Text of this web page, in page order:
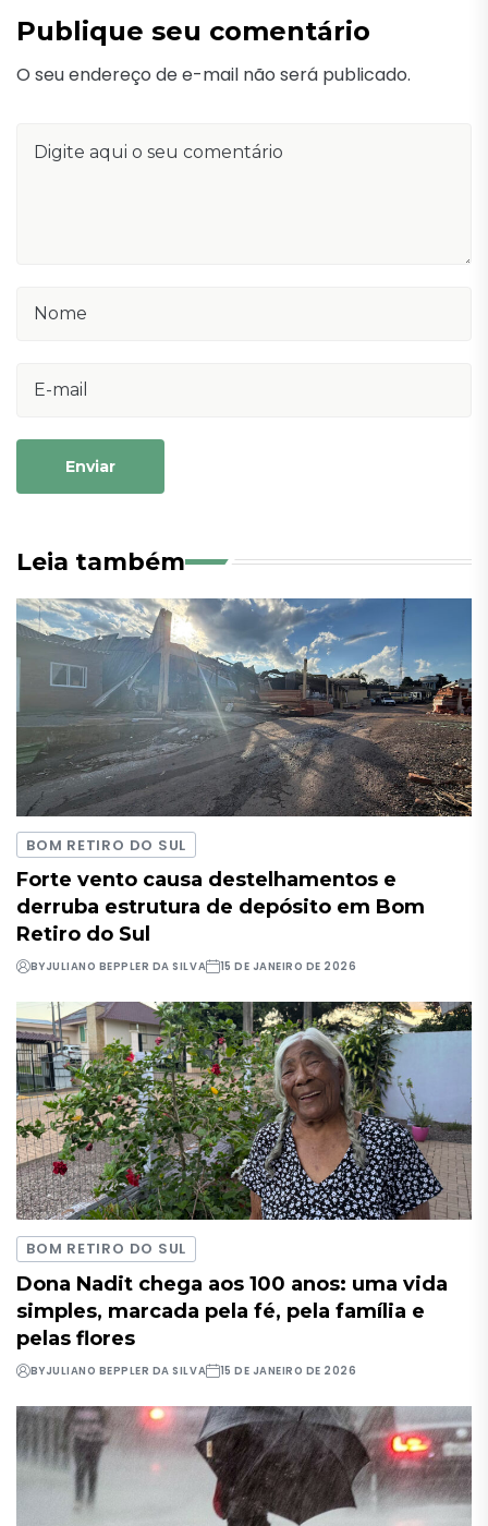
Publique seu comentário
O seu endereço de e-mail não será publicado.
Enviar
Leia também
BOM RETIRO DO SUL
Forte vento causa destelhamentos e
derruba estrutura de depósito em Bom
Retiro do Sul
BYJULIANO BEPPLER DA SILVA 15 DE JANEIRO DE 2026
BOM RETIRO DO SUL
Dona Nadit chega aos 100 anos: uma vida
simples, marcada pela fé, pela família e
pelas flores
BYJULIANO BEPPLER DA SILVA 15 DE JANEIRO DE 2026